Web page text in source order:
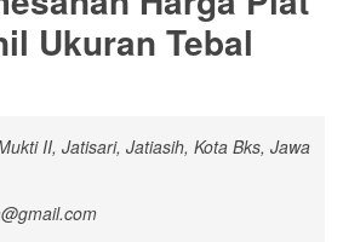
Ukuran Tebal
II, Jatisari, Jatiasih, Kota Bks, Jawa